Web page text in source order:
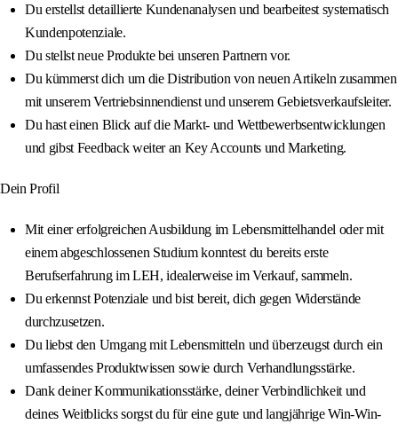
Du erstellst detaillierte Kundenanalysen und bearbeitest systematisch
Kundenpotenziale.
Du stellst neue Produkte bei unseren Partnern vor.
Du kümmerst dich um die Distribution von neuen Artikeln zusammen
mit unserem Vertriebsinnendienst und unserem Gebietsverkaufsleiter.
Du hast einen Blick auf die Markt- und Wettbewerbsentwicklungen
und gibst Feedback weiter an Key Accounts und Marketing.
Dein Profil
Mit einer erfolgreichen Ausbildung im Lebensmittelhandel oder mit
einem abgeschlossenen Studium konntest du bereits erste
Berufserfahrung im LEH, idealerweise im Verkauf, sammeln.
Du erkennst Potenziale und bist bereit, dich gegen Widerstände
durchzusetzen.
Du liebst den Umgang mit Lebensmitteln und überzeugst durch ein
umfassendes Produktwissen sowie durch Verhandlungsstärke.
Dank deiner Kommunikationsstärke, deiner Verbindlichkeit und
deines Weitblicks sorgst du für eine gute und langjährige Win‑Win-